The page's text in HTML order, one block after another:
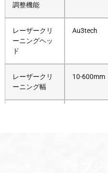
調整機能
レーザークリ
ーニングヘッ
ド
Au3tech
レーザークリ
ーニング幅
10-600mm